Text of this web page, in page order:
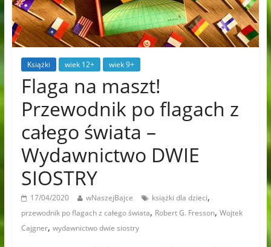
Książki wiek 12+ wiek 9+
Flaga na maszt!
Przewodnik po flagach z
całego świata –
Wydawnictwo DWIE
SIOSTRY
17/04/2020 wNaszejBajce książki dla dzieci,
przewodnik po flagach z całego świata, Robert G. Fresson, Wojtek
Cajgner, wydawnictwo dwie siostry